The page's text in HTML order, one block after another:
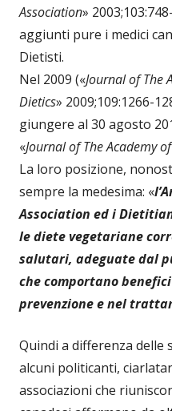
Association»
aggiunti pure i medici
Dietisti.
Nel 2009 («Journal of The
Dietics» 2009;109:1266-
giungere al 30 agosto
«Journal of The Academy
La loro posizione,
sempre la medesima: «
Association ed i
le diete vegetariane
salutari, adeguate dal
che comportano
prevenzione e nel
Quindi a differenza delle
alcuni politicanti,
associazioni che